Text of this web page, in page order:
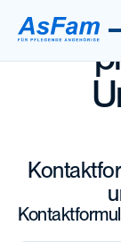
Spitex AsFam